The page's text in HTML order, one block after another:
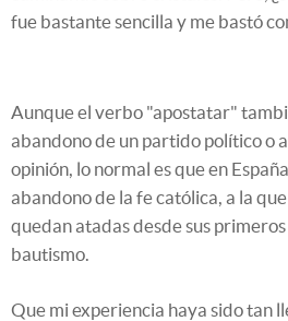
fue bastante sencilla y me bastó
Aunque el verbo "apostatar"
abandono de un partido político o
opinión, lo normal es que en
abandono de la fe católica, a la
quedan atadas desde sus
bautismo.
Que mi experiencia haya sido tan